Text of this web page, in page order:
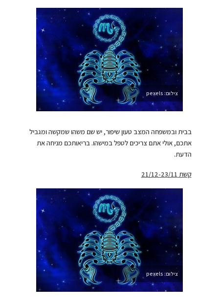
צילום: pexels
בבית ובמשפחה המצב טעון שיפור, יש שם משהו שמקשה ומגביל
אתכם, אולי אתם צריכים לטפל במישהו. בריאותכם מניחה את
הדעת.
קשת 21/12-23/11
צילום: pexels